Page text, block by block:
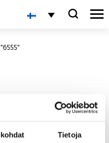
Tietoja